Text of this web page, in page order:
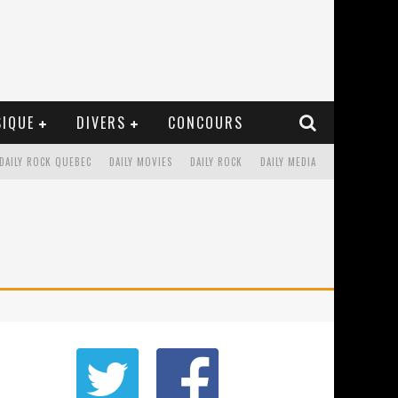
DIVERS CONCOURS
DAILY MEDIA
DAILY ROCK
DAILY MOVIES
DAILY ROCK QUEBEC